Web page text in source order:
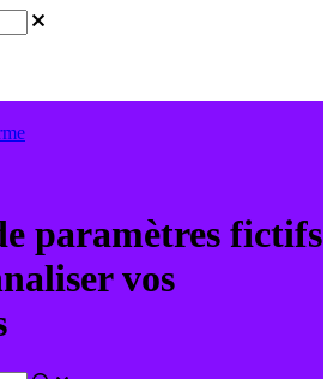
paramètres fictifs
vos